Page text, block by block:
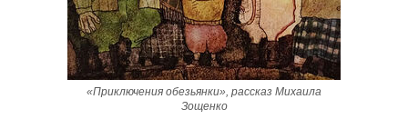
«Приключения обезьянки», рассказ Михаила
Зощенко